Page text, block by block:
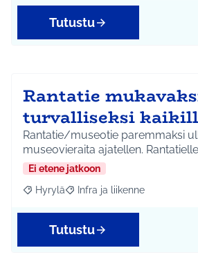
Tutustu
Rantatie
turvalliseksi
Rantatie/museotie paremmaksi
museovieraita ajatellen.
Ei etene jatkoon
Rajaa tulokset aihepiirin mukaan:
Hyrylä Rajaa tulokset teeman
Infra ja liikenne
Tutustu